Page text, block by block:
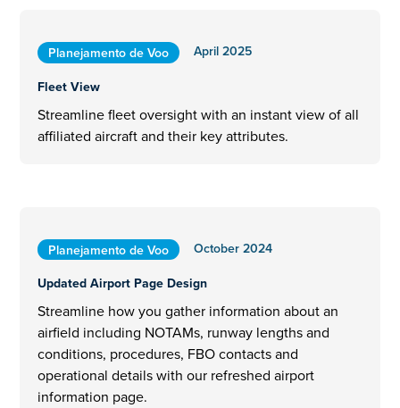
Planejamento de Voo
April 2025
Fleet View
Streamline fleet oversight with an instant view of all
affiliated aircraft and their key attributes.
Planejamento de Voo
October 2024
Updated Airport Page Design
Streamline how you gather information about an
airfield including NOTAMs, runway lengths and
conditions, procedures, FBO contacts and
operational details with our refreshed airport
information page.